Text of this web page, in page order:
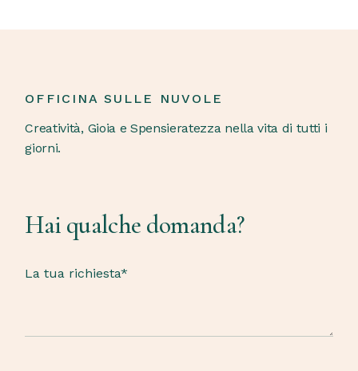
OFFICINA SULLE NUVOLE
Creatività, Gioia e Spensieratezza nella vita di tutti i
giorni.
Hai qualche domanda?